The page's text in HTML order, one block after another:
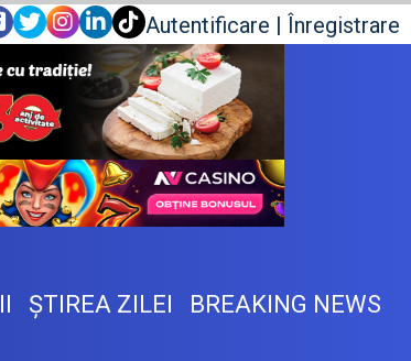
Autentificare | Înregistrare
ŞTIREA ZILEI BREAKING NEWS